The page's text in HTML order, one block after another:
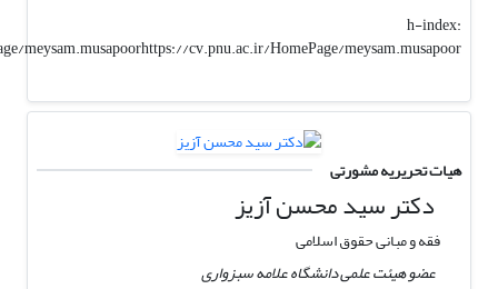
h-index:
meysam.musapoorhttps://cv.pnu.ac.ir/HomePage/meysam.musapoor
هیات تحریریه مشورتی
دکتر سید محسن آزیز
فقه و مبانی حقوق اسلامی
عضو هیئت علمی دانشگاه علامه سبزواری